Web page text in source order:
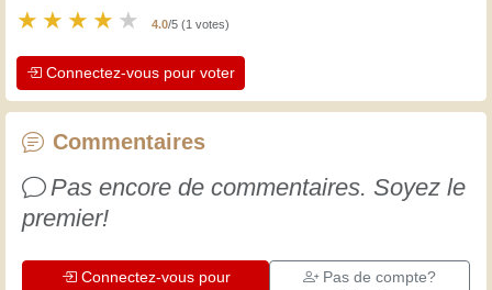
apprécier le dévouement des artisans
professionnels. Apprenons ensemble ;
chaque jour est une occasion de
★ ★ ★ ★ ★ 4.0/5 (1 votes)
Connectez-vous pour voter
Commentaires
Pas encore de commentaires. Soyez le
premier!
Connectez-vous pour
Pas de compte?